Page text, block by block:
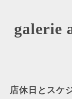
店休日とスケ